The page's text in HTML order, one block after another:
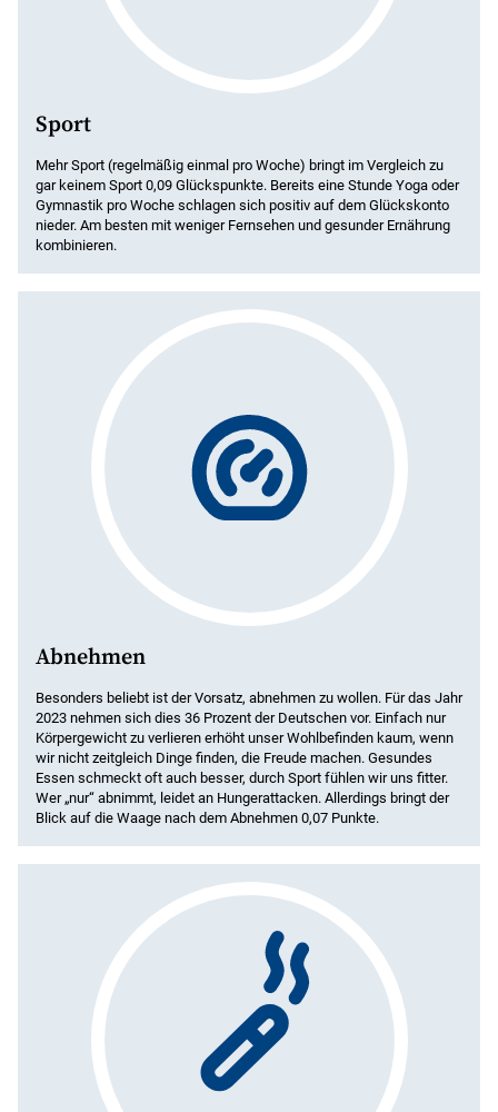
Sport
Mehr Sport (regelmäßig einmal pro Woche) bringt im Vergleich zu
gar keinem Sport 0,09 Glückspunkte. Bereits eine Stunde Yoga oder
Gymnastik pro Woche schlagen sich positiv auf dem Glückskonto
nieder. Am besten mit weniger Fernsehen und gesunder Ernährung
kombinieren.
Abnehmen
Besonders beliebt ist der Vorsatz, abnehmen zu wollen. Für das Jahr
2023 nehmen sich dies 36 Prozent der Deutschen vor. Einfach nur
Körpergewicht zu verlieren erhöht unser Wohlbefinden kaum, wenn
wir nicht zeitgleich Dinge finden, die Freude machen. Gesundes
Essen schmeckt oft auch besser, durch Sport fühlen wir uns fitter.
Wer „nur“ abnimmt, leidet an Hungerattacken. Allerdings bringt der
Blick auf die Waage nach dem Abnehmen 0,07 Punkte.